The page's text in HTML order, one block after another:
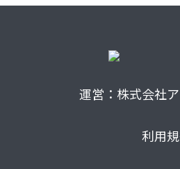
運営：株式会社
利用